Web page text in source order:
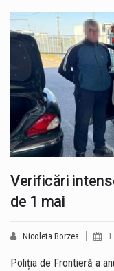
Verificări
de 1 mai
Nicoleta Borzea
Poliția de Frontieră a